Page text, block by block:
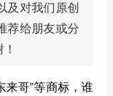
及对我们原创
荐给朋友或分
来哥”等商标，谁